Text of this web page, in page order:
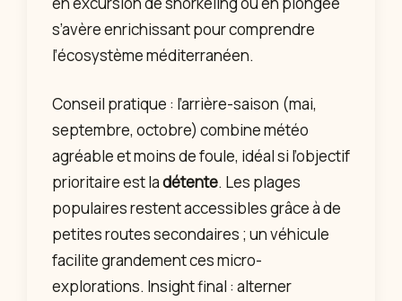
s’avère enrichissant pour comprendre
l’écosystème méditerranéen.
Conseil pratique : l’arrière-saison (mai,
septembre, octobre) combine météo
agréable et moins de foule, idéal si l’objectif
prioritaire est ladétente. Les plages
populaires restent accessibles grâce à de
petites routes secondaires ; un véhicule
facilite grandement ces micro-
explorations. Insight final : alterner